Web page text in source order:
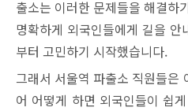
출소는 이러한 문제들을 해결하
명확하게 외국인들에게 길을
부터 고민하기 시작했습니다.
그래서 서울역 파출소 직원들은
어 어떻게 하면 외국인들이 쉽